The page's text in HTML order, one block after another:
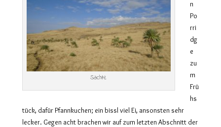
Sachte
n
Po
rri
dg
e
zu
m
Frü
hs
tück, dafür Pfannkuchen; ein bissl viel Ei, ansonsten sehr
lecker. Gegen acht brachen wir auf zum letzten Abschnitt der